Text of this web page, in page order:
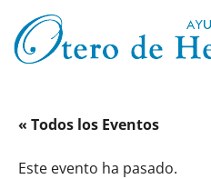
« Todos los Eventos
Este evento ha pasado.